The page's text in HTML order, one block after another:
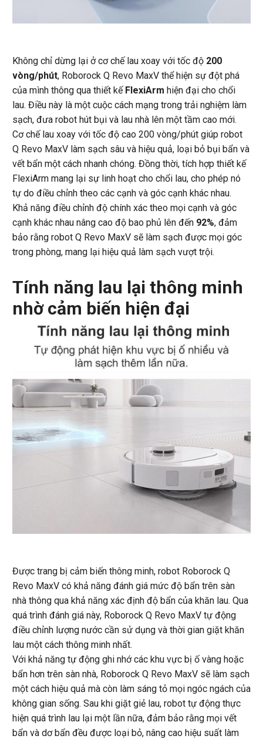
Không chỉ dừng lại ở cơ chế lau xoay với tốc độ 200
vòng/phút, Roborock Q Revo MaxV thể hiện sự đột phá
của mình thông qua thiết kế FlexiArm hiện đại cho chổi
lau. Điều này là một cuộc cách mạng trong trải nghiệm làm
sạch, đưa robot hút bụi và lau nhà lên một tầm cao mới.
Cơ chế lau xoay với tốc độ cao 200 vòng/phút giúp robot
Q Revo MaxV làm sạch sâu và hiệu quả, loại bỏ bụi bẩn và
vết bẩn một cách nhanh chóng. Đồng thời, tích hợp thiết kế
FlexiArm mang lại sự linh hoạt cho chổi lau, cho phép nó
tự do điều chỉnh theo các cạnh và góc cạnh khác nhau.
Khả năng điều chỉnh độ chính xác theo mọi cạnh và góc
cạnh khác nhau nâng cao độ bao phủ lên đến 92%, đảm
bảo rằng robot Q Revo MaxV sẽ làm sạch được mọi góc
trong phòng, mang lại hiệu quả làm sạch vượt trội.
Tính năng lau lại thông minh
nhờ cảm biến hiện đại
Được trang bị cảm biến thông minh, robot Roborock Q
Revo MaxV có khả năng đánh giá mức độ bẩn trên sàn
nhà thông qua khả năng xác định độ bẩn của khăn lau. Qua
quá trình đánh giá này, Roborock Q Revo MaxV tự động
điều chỉnh lượng nước cần sử dụng và thời gian giặt khăn
lau một cách thông minh nhất.
Với khả năng tự động ghi nhớ các khu vực bị ố vàng hoặc
bẩn hơn trên sàn nhà, Roborock Q Revo MaxV sẽ làm sạch
một cách hiệu quả mà còn làm sáng tỏ mọi ngóc ngách của
không gian sống. Sau khi giặt giẻ lau, robot tự động thực
hiện quá trình lau lại một lần nữa, đảm bảo rằng mọi vết
bẩn và dơ bẩn đều được loại bỏ, nâng cao hiệu suất làm